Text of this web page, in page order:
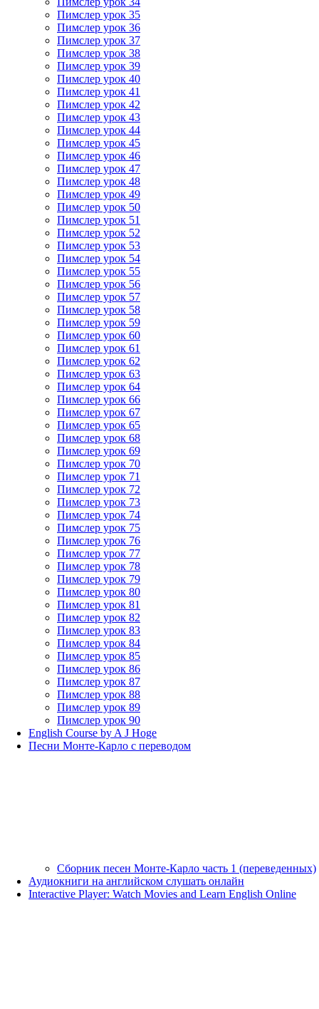
Пимслер урок 35
Пимслер урок 36
Пимслер урок 37
Пимслер урок 38
Пимслер урок 39
Пимслер урок 40
Пимслер урок 41
Пимслер урок 42
Пимслер урок 43
Пимслер урок 44
Пимслер урок 45
Пимслер урок 46
Пимслер урок 47
Пимслер урок 48
Пимслер урок 49
Пимслер урок 50
Пимслер урок 51
Пимслер урок 52
Пимслер урок 53
Пимслер урок 54
Пимслер урок 55
Пимслер урок 56
Пимслер урок 57
Пимслер урок 58
Пимслер урок 59
Пимслер урок 60
Пимслер урок 61
Пимслер урок 62
Пимслер урок 63
Пимслер урок 64
Пимслер урок 66
Пимслер урок 67
Пимслер урок 65
Пимслер урок 68
Пимслер урок 69
Пимслер урок 70
Пимслер урок 71
Пимслер урок 72
Пимслер урок 73
Пимслер урок 74
Пимслер урок 75
Пимслер урок 76
Пимслер урок 77
Пимслер урок 78
Пимслер урок 79
Пимслер урок 80
Пимслер урок 81
Пимслер урок 82
Пимслер урок 83
Пимслер урок 84
Пимслер урок 85
Пимслер урок 86
Пимслер урок 87
Пимслер урок 88
Пимслер урок 89
Пимслер урок 90
English Course by A J Hoge
Песни Монте-Карло с переводом
Сборник песен Монте-Карло часть 1 (переведенных)
Аудиокниги на английском слушать онлайн
Interactive Player: Watch Movies and Learn English Online